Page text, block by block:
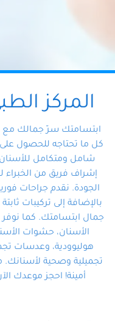
المركز
ابتسامتك سرّ جمالك مع
كل ما تحتاجه للحصول
شامل ومتكامل للأسنان
إشراف فريق من الخبراء
الجودة. نقدم جراحات
بالإضافة إلى تركيبات
جمال ابتسامتك. كما
الأسنان، حشوات
هوليوودية، وعدسات
تجميلية وصحية
أمينة! احجز موعدك